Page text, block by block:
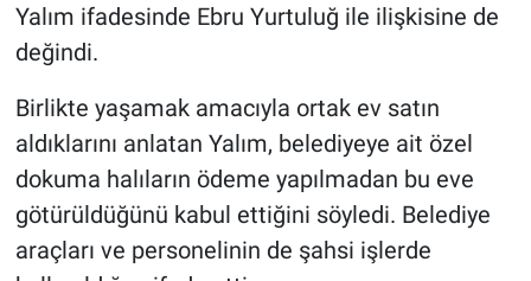
Yalım ifadesinde Ebru Yurtuluğ ile ilişkisine de
değindi.
Birlikte yaşamak amacıyla ortak ev satın
aldıklarını anlatan Yalım, belediyeye ait özel
dokuma halıların ödeme yapılmadan bu eve
götürüldüğünü kabul ettiğini söyledi. Belediye
araçları ve personelinin de şahsi işlerde